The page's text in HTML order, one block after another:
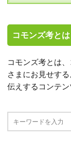
コモンズ考とは
コモンズ考とは
さまにお見せす
伝えするコンテン